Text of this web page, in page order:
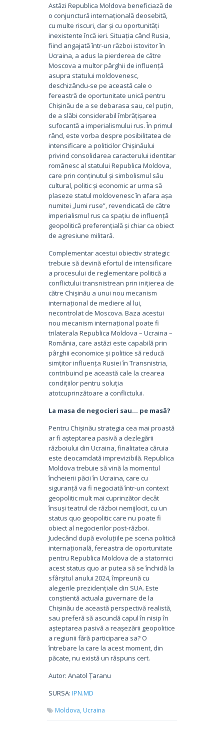
Astăzi Republica Moldova beneficiază de
o conjunctură internațională deosebită,
cu multe riscuri, dar și cu oportunități
inexistente încă ieri. Situația când Rusia,
fiind angajată într-un război istovitor în
Ucraina, a adus la pierderea de către
Moscova a multor pârghii de influență
asupra statului moldovenesc,
deschizându-se pe această cale o
fereastră de oportunitate unică pentru
Chișinău de a se debarasa sau, cel puțin,
de a slăbi considerabil îmbrățișarea
sufocantă a imperialismului rus. În primul
rând, este vorba despre posibilitatea de
intensificare a politicilor Chișinăului
privind consolidarea caracterului identitar
românesc al statului Republica Moldova,
care prin conținutul și simbolismul său
cultural, politic și economic ar urma să
plaseze statul moldovenesc în afara așa
numitei „lumi ruse”, revendicată de către
imperialismul rus ca spațiu de influență
geopolitică preferențială și chiar ca obiect
de agresiune militară.
Complementar acestui obiectiv strategic
trebuie să devină efortul de intensificare
a procesului de reglementare politică a
conflictului transnistrean prin inițierea de
către Chișinău a unui nou mecanism
internațional de mediere al lui,
necontrolat de Moscova. Baza acestui
nou mecanism internațional poate fi
trilaterala Republica Moldova – Ucraina –
România, care astăzi este capabilă prin
pârghii economice și politice să reducă
simțitor influența Rusiei în Transnistria,
contribuind pe această cale la crearea
condițiilor pentru soluția
atotcuprinzătoare a conflictului.
La masa de negocieri sau… pe masă?
Pentru Chișinău strategia cea mai proastă
ar fi așteptarea pasivă a dezlegării
războiului din Ucraina, finalitatea căruia
este deocamdată imprevizibilă. Republica
Moldova trebuie să vină la momentul
încheierii păcii în Ucraina, care cu
siguranță va fi negociată într-un context
geopolitic mult mai cuprinzător decât
însuși teatrul de război nemijlocit, cu un
status quo geopolitic care nu poate fi
obiect al negocierilor post-război.
Judecând după evoluțiile pe scena politică
internațională, fereastra de oportunitate
pentru Republica Moldova de a statornici
acest status quo ar putea să se închidă la
sfârșitul anului 2024, împreună cu
alegerile prezidențiale din SUA. Este
conștientă actuala guvernare de la
Chișinău de această perspectivă realistă,
sau preferă să ascundă capul în nisip în
așteptarea pasivă a reașezării geopolitice
a regiunii fără participarea sa? O
întrebare la care la acest moment, din
păcate, nu există un răspuns cert.
Autor: Anatol Țaranu
SURSA: IPN.MD
Moldova, Ucraina